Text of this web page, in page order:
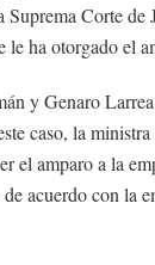
Corte
le ha otorgado el
y Genaro
caso, la
el amparo a la
acuerdo con la